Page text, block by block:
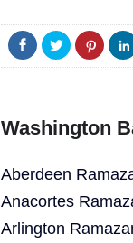
Washington
Aberdeen
Anacortes
Arlington